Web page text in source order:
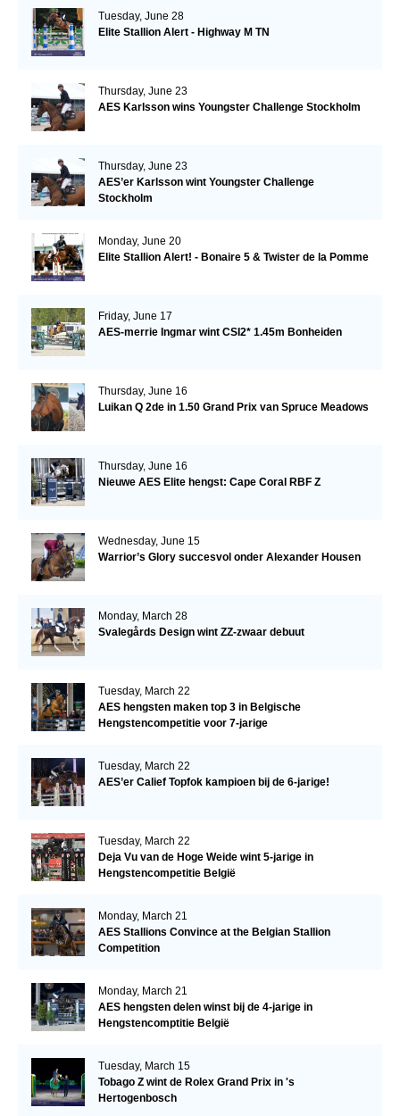
Tuesday, June 28
Elite Stallion Alert - Highway M TN
Thursday, June 23
AES Karlsson wins Youngster Challenge Stockholm
Thursday, June 23
AES’er Karlsson wint Youngster Challenge
Stockholm
Monday, June 20
Elite Stallion Alert! - Bonaire 5 & Twister de la Pomme
Friday, June 17
AES-merrie Ingmar wint CSI2* 1.45m Bonheiden
Thursday, June 16
Luikan Q 2de in 1.50 Grand Prix van Spruce Meadows
Thursday, June 16
Nieuwe AES Elite hengst: Cape Coral RBF Z
Wednesday, June 15
Warrior’s Glory succesvol onder Alexander Housen
Monday, March 28
Svalegårds Design wint ZZ-zwaar debuut
Tuesday, March 22
AES hengsten maken top 3 in Belgische
Hengstencompetitie voor 7-jarige
Tuesday, March 22
AES’er Calief Topfok kampioen bij de 6-jarige!
Tuesday, March 22
Deja Vu van de Hoge Weide wint 5-jarige in
Hengstencompetitie België
Monday, March 21
AES Stallions Convince at the Belgian Stallion
Competition
Monday, March 21
AES hengsten delen winst bij de 4-jarige in
Hengstencomptitie België
Tuesday, March 15
Tobago Z wint de Rolex Grand Prix in 's
Hertogenbosch